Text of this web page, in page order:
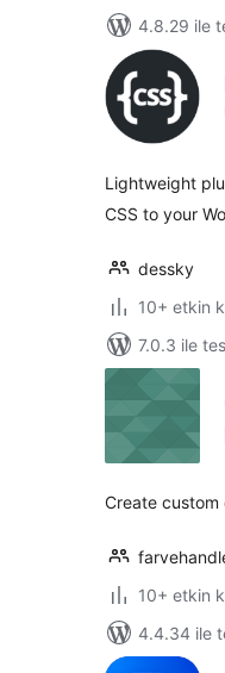
4.8.29 ile
Lightweight
CSS to your
dessky
10+ etkin
7.0.3 ile
Create custom
10+ etkin
4.4.34 ile